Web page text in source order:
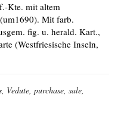
Kte. mit altem
Mit farb.
fig. u. herald. Kart.,
(Westfriesische Inseln,
Vedute, purchase, sale,